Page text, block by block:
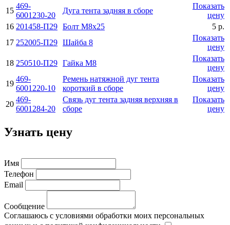
15
469-
6001230-20
Дуга тента задняя в сборе
Показать
цену
16 201458-П29 Болт М8х25
5 р.
17 252005-П29 Шайба 8
Показать
цену
18 250510-П29 Гайка М8
Показать
цену
19
469-
6001220-10
Ремень натяжной дуг тента
коpоткий в сбоpе
Показать
цену
20
469-
6001284-20
Связь дуг тента задняя веpхняя в
сбоpе
Показать
цену
Узнать цену
Имя
Телефон
Email
Сообщение
Соглашаюсь с условиями обработки моих персональных